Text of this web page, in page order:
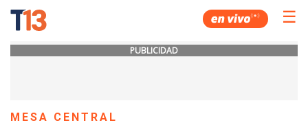
☰
PUBLICIDAD
MESA CENTRAL